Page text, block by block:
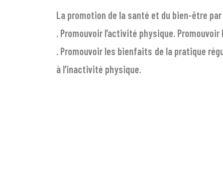
La promotion de la santé et du bien-être
. Promouvoir l’activité physique.
. Promouvoir les bienfaits de la pratique
à l’inactivité physique.